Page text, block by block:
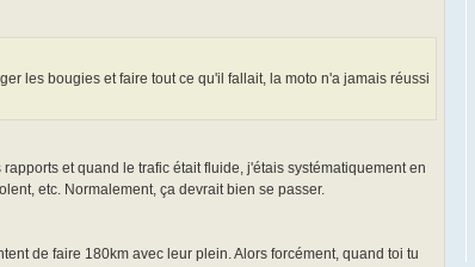
les bougies et faire tout ce qu'il fallait, la moto n'a jamais réussi
et quand le trafic était fluide, j'étais systématiquement en
etc. Normalement, ça devrait bien se passer.
de faire 180km avec leur plein. Alors forcément, quand toi tu